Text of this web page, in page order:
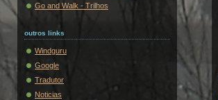
Go and Walk - Trilhos
outros links
Windguru
Google
Tradutor
Noticias